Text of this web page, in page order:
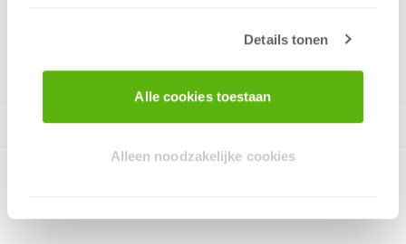
Details tonen
Alle cookies toestaan
Alleen noodzakelijke cookies